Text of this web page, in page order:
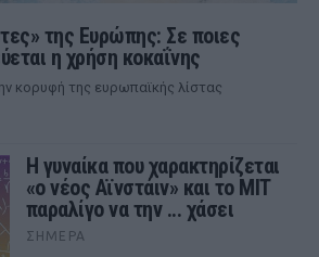
της Ευρώπης: Σε ποιες
η χρήση κοκαΐνης
κορυφή της ευρωπαϊκής λίστας
Η γυναίκα που χαρακτηρίζεται
«ο νέος Αϊνστάιν» και το MIT
παραλίγο να την ... χάσει
ΣΉΜΕΡΑ